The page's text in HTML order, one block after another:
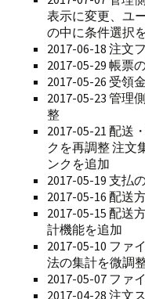
表示に変更、ユ
の中に条件選択
2017-06-18 注文
2017-05-29 帳
2017-05-26 受領
2017-05-23 管理
整
2017-05-21 配送
クを再調整 注文
ンクを追加
2017-05-19 支払
2017-05-16 配送
2017-05-15 配送
計機能を追加
2017-05-10 ファ
法の集計を微調
2017-05-07 ファ
2017-04-28 注文